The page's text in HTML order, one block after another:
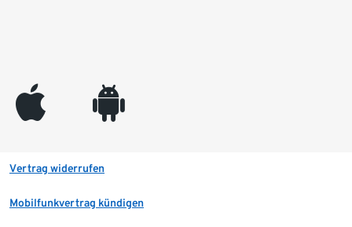
appleinc android
Vertrag widerrufen
Mobilfunkvertrag kündigen